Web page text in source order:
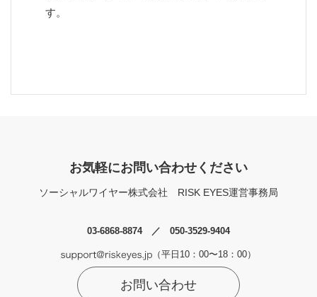
す。
お気軽にお問い合わせください
ソーシャルワイヤー株式会社 RISK EYES運営事務局
03-6868-8874 ／ 050-3529-9404
（平日10：00〜18：00）
お問い合わせ